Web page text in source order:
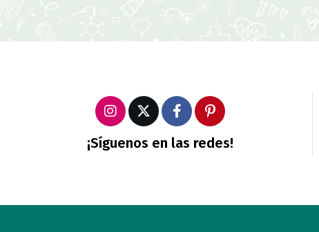
¡Síguenos en las redes!